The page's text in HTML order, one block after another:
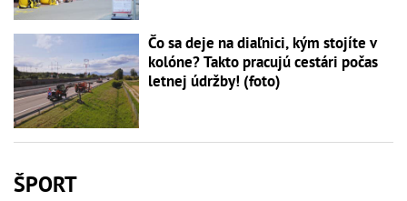
Čo sa deje na diaľnici, kým stojíte v
kolóne? Takto pracujú cestári počas
letnej údržby! (foto)
ŠPORT